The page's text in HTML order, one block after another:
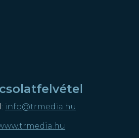
info@trmedia.hu